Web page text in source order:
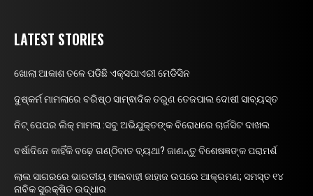
LATEST STORIES
ଖୋଲା ଆକାଶ ତଳେ ପଡିଛି ଏକ୍ସପାଏରୀ ମେଡିସିନ
ଦୁଷ୍କର୍ମ ମାମଲାରେ ବରିଷ୍ଠ ସାମ୍ଵାଦିକ ତରୁଣ ତେଜପାଲ ଦୋଷୀ ସାବ୍ୟସ୍ତ
ନିଟ୍ ପେପର ଲିକ୍ ମାମଲା :ସବୁ ଅଭିଯୁକ୍ତଙ୍କ ବିରୋଧରେ ଚାର୍ଜସିଟ ଦାଖଲ
ବର୍ଷାଦିନେ କାହିଁକି ବଢ଼େ ଗଣ୍ଠିବାତ ବ୍ୟଥା? ଜାଣନ୍ତୁ ବିଶେଷଜ୍ଞଙ୍କ ପରାମର୍ଶ
ଲାଲ ସାଗରରେ ଭାରତୀୟ ମାଲବାହୀ ଜାହାଜ ଉପରେ ଆକ୍ରମଣ; ସମସ୍ତ ୧୪
ନାବିକ ସୁରକ୍ଷିତ ଉଦ୍ଧାର